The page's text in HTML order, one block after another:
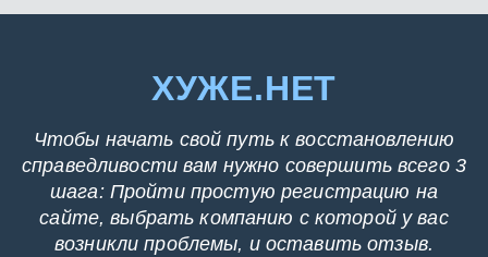
ХУЖЕ.НЕТ
Чтобы начать свой путь к восстановлению
справедливости вам нужно совершить всего 3
шага: Пройти простую регистрацию на
сайте, выбрать компанию с которой у вас
возникли проблемы, и оставить отзыв.